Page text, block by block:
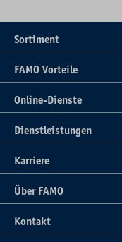
Sortiment
FAMO Vorteile
Online-Dienste
Dienstleistungen
Karriere
Über FAMO
Kontakt